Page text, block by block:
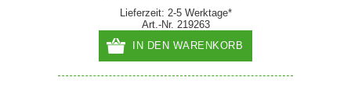
Lieferzeit: 2-5 Werktage*
Art.-Nr. 219263
IN DEN WARENKORB